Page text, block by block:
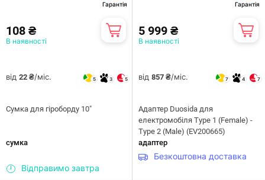
Гарантія
108 ₴
В наявності
від 22 ₴/міс. 5 3 5
Сумка для гіроборду 10"
сумка
Відправимо завтра
Гарантія
5 999 ₴
В наявності
від 857 ₴/міс. 7 4 7
Адаптер Duosida для
електромобіля Type 1 (Female) -
Type 2 (Male) (EV200665)
адаптер
Безкоштовна доставка